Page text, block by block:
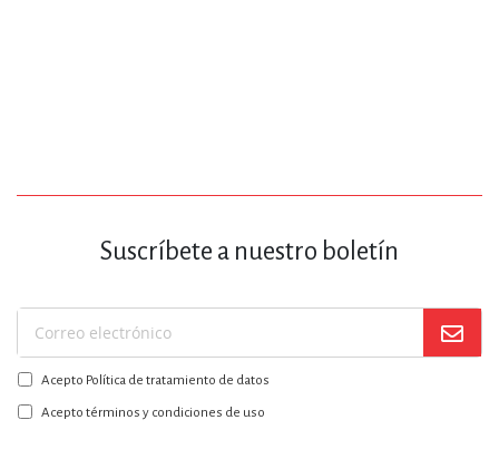
Suscríbete a nuestro boletín
Suscríbase
a
nuestro
boletín:
Acepto Política de tratamiento de datos
Acepto términos y condiciones de uso